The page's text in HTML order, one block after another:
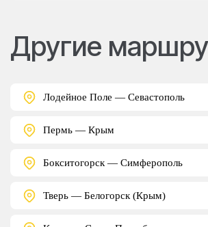
Другие
Лодейное Поле — Севастополь
Пермь — Крым
Бокситогорск — Симферополь
Тверь — Белогорск (Крым)